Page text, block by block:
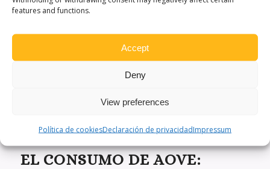
features and functions.
Accept
Deny
View preferences
Política de cookiesDeclaración de privacidadImpressum
El aceite de oliva es un alimento completo, conocido
Siempre hemos escuchado de unos años para acá que
la comunidad médica avala el uso del aceite de oliva, ya
que se trata de un producto saludable. ¿El aceite de
oliva es amigo de tu corazón? […]
EL CONSUMO DE AOVE: